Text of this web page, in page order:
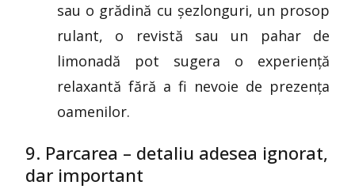
sau o grădină cu șezlonguri, un prosop
rulant, o revistă sau un pahar de
limonadă pot sugera o experiență
relaxantă fără a fi nevoie de prezența
oamenilor.
9. Parcarea – detaliu adesea ignorat,
dar important